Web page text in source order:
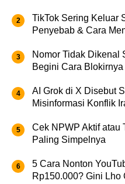
TikTok Sering Keluar
Penyebab & Cara
Nomor Tidak Dikenal
Begini Cara Blokirnya
AI Grok di X Disebut
Misinformasi Konflik
Cek NPWP Aktif atau
Paling Simpelnya
5 Cara Nonton
Rp150.000? Gini Lho